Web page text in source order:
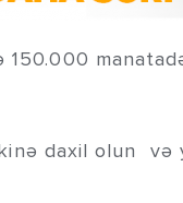
150.000
daxil olun və